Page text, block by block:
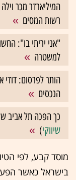
רשות המסים
"אני יריתי בו":
למשטרה
הותר לפרסום:
הנכסים
כך הפכה תל אביב
שיווקי)
מוסד קבע, לפי
בישראל כאשר